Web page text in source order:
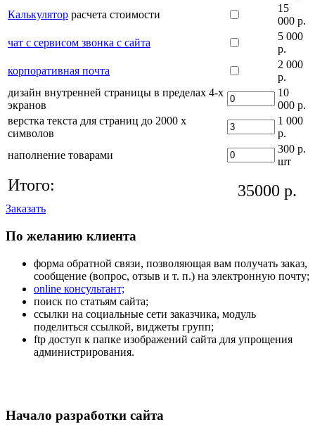
Калькулятор расчета стоимости
15
000 р.
чат с сервисом звонка с сайта
5 000
р.
корпоративная почта
2 000
р.
дизайн внутренней страницы в пределах 4-х
экранов
10
000 р.
верстка текста для страниц до 2000 х
символов
1 000
р.
наполнение товарами
300 р.
шт
Итого: 35000 р.
Заказать
По желанию клиента
форма обратной связи, позволяющая вам получать заказ,
сообщение (вопрос, отзыв и т. п.) на электронную почту;
online консультант;
поиск по статьям сайта;
ссылки на социальные сети заказчика, модуль
поделиться ссылкой, виджеты групп;
ftp доступ к папке изображений сайта для упрощения
администрирования.
Начало разработки сайта